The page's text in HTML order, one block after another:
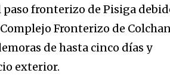
fronterizo de Pisiga
Fronterizo de
de hasta cinco días y
exterior.